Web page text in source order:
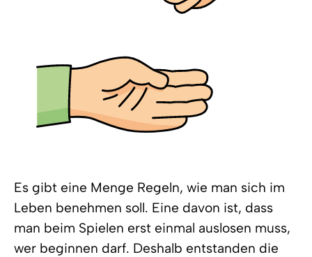
Es gibt eine Menge Regeln, wie man sich im
Leben benehmen soll. Eine davon ist, dass
man beim Spielen erst einmal auslosen muss,
wer beginnen darf. Deshalb entstanden die